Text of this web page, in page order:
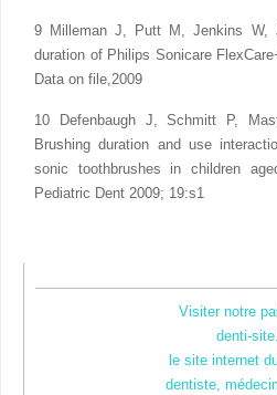
9 Milleman J, Putt M, Jenkins W,
duration of Philips Sonicare
Data on file,2009
10 Defenbaugh J, Schmitt P,
Brushing duration and use
sonic toothbrushes in children
Pediatric Dent 2009; 19:s1
Visiter notre
denti-
le site internet
dentiste,